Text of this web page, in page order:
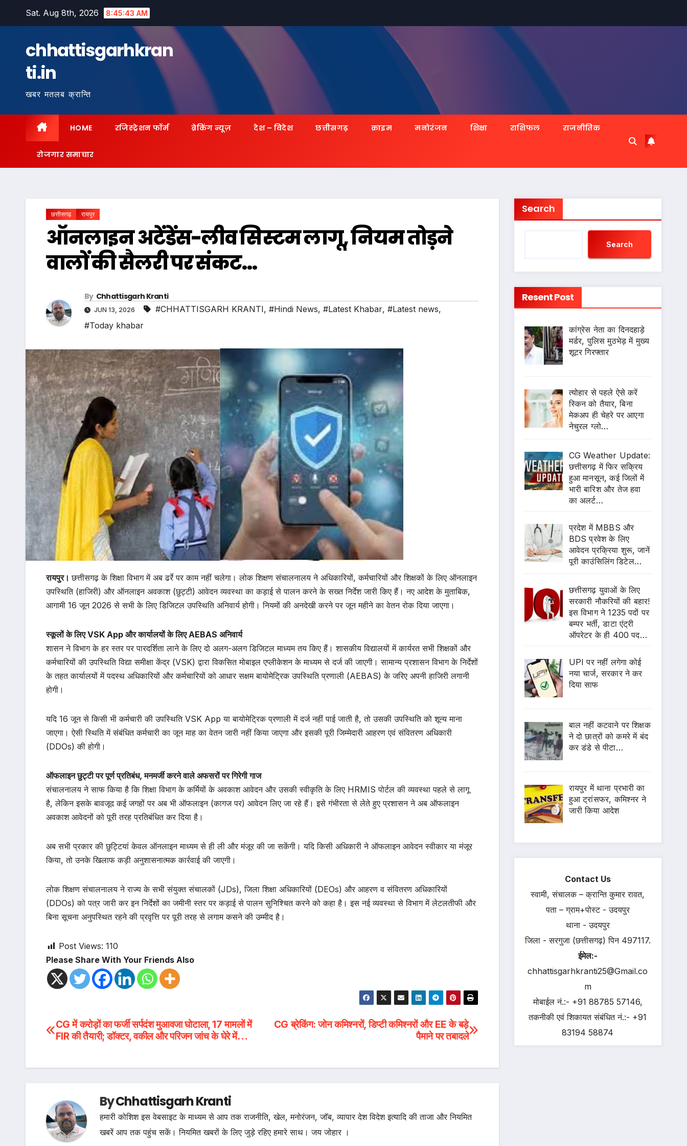
Sat. Aug 8th, 2026 8:45:44 AM
chhattisgarhkran
ti.in
खबर मतलब क्रान्ति
HOME रजिस्ट्रेशन फॉर्म ब्रेकिंग न्यूज़ देश – विदेश छत्तीसगढ़ क्राइम मनोरंजन शिक्षा राशिफल राजनीतिक
रोजगार समाचार
छत्तीसगढ़ रायपुर
ऑनलाइन अटेंडेंस-लीव सिस्टम लागू, नियम तोड़ने
वालों की सैलरी पर संकट…
By Chhattisgarh Kranti
JUN 13, 2026 #CHHATTISGARH KRANTI, #Hindi News, #Latest Khabar, #Latest news,
#Today khabar
रायपुर।छत्तीसगढ़ के शिक्षा विभाग में अब ढर्रे पर काम नहीं चलेगा। लोक शिक्षण संचालनालय ने अधिकारियों, कर्मचारियों और शिक्षकों के लिए ऑनलाइन
उपस्थिति (हाजिरी) और ऑनलाइन अवकाश (छुट्टी) आवेदन व्यवस्था का कड़ाई से पालन करने के सख्त निर्देश जारी किए हैं। नए आदेश के मुताबिक,
आगामी 16 जून 2026 से सभी के लिए डिजिटल उपस्थिति अनिवार्य होगी। नियमों की अनदेखी करने पर जून महीने का वेतन रोक दिया जाएगा।
स्कूलों के लिए VSK App और कार्यालयों के लिए AEBAS अनिवार्य
शासन ने विभाग के हर स्तर पर पारदर्शिता लाने के लिए दो अलग-अलग डिजिटल माध्यम तय किए हैं। शासकीय विद्यालयों में कार्यरत सभी शिक्षकों और
कर्मचारियों की उपस्थिति विद्या समीक्षा केंद्र (VSK) द्वारा विकसित मोबाइल एप्लीकेशन के माध्यम से दर्ज की जाएगी। सामान्य प्रशासन विभाग के निर्देशों
के तहत कार्यालयों में पदस्थ अधिकारियों और कर्मचारियों को आधार सक्षम बायोमेट्रिक उपस्थिति प्रणाली (AEBAS) के जरिए अपनी हाजिरी लगानी
होगी।
यदि 16 जून से किसी भी कर्मचारी की उपस्थिति VSK App या बायोमेट्रिक प्रणाली में दर्ज नहीं पाई जाती है, तो उसकी उपस्थिति को शून्य माना
जाएगा। ऐसी स्थिति में संबंधित कर्मचारी का जून माह का वेतन जारी नहीं किया जाएगा और इसकी पूरी जिम्मेदारी आहरण एवं संवितरण अधिकारी
(DDOs) की होगी।
ऑफलाइन छुट्टी पर पूर्ण प्रतिबंध, मनमर्जी करने वाले अफसरों पर गिरेगी गाज
संचालनालय ने साफ किया है कि शिक्षा विभाग के कर्मियों के अवकाश आवेदन और उसकी स्वीकृति के लिए HRMIS पोर्टल की व्यवस्था पहले से लागू
है, लेकिन इसके बावजूद कई जगहों पर अब भी ऑफलाइन (कागज पर) आवेदन लिए जा रहे हैं। इसे गंभीरता से लेते हुए प्रशासन ने अब ऑफलाइन
अवकाश आवेदनों को पूरी तरह प्रतिबंधित कर दिया है।
अब सभी प्रकार की छुट्टियां केवल ऑनलाइन माध्यम से ही ली और मंजूर की जा सकेंगी। यदि किसी अधिकारी ने ऑफलाइन आवेदन स्वीकार या मंजूर
किया, तो उनके खिलाफ कड़ी अनुशासनात्मक कार्रवाई की जाएगी।
लोक शिक्षण संचालनालय ने राज्य के सभी संयुक्त संचालकों (JDs), जिला शिक्षा अधिकारियों (DEOs) और आहरण व संवितरण अधिकारियों
(DDOs) को पत्र जारी कर इन निर्देशों का जमीनी स्तर पर कड़ाई से पालन सुनिश्चित करने को कहा है। इस नई व्यवस्था से विभाग में लेटलतीफी और
बिना सूचना अनुपस्थित रहने की प्रवृत्ति पर पूरी तरह से लगाम कसने की उम्मीद है।
Post Views: 110
Please Share With Your Friends Also
Post
CG ब्रेकिंग: जोन कमिश्नरों, डिप्टी कमिश्नरों और EE के बड़े
पैमाने पर तबादले
CG में करोड़ों का फर्जी सर्पदंश मुआवजा घोटाला, 17 मामलों में
FIR की तैयारी; डॉक्टर, वकील और परिजन जांच के घेरे में…
ByChhattisgarh Kranti
हमारी कोशिश इस वेबसाइट के माध्यम से आप तक राजनीति, खेल, मनोरंजन, जॉब, व्यापार देश विदेश इत्यादि की ताजा और नियमित
खबरें आप तक पहुंच सकें। नियमित खबरों के लिए जुड़े रहिए हमारे साथ। जय जोहार ।
Search
Search
Resent Post
कांग्रेस नेता का दिनदहाड़े
मर्डर, पुलिस मुठभेड़ में मुख्य
शूटर गिरफ्तार
त्योहार से पहले ऐसे करें
स्किन को तैयार, बिना
मेकअप ही चेहरे पर आएगा
नेचुरल ग्लो…
CG Weather Update:
छत्तीसगढ़ में फिर सक्रिय
हुआ मानसून, कई जिलों में
भारी बारिश और तेज हवा
का अलर्ट…
प्रदेश में MBBS और
BDS प्रवेश के लिए
आवेदन प्रक्रिया शुरू, जानें
पूरी काउंसिलिंग डिटेल…
छत्तीसगढ़ युवाओं के लिए
सरकारी नौकरियों की बहार!
इस विभाग ने 1235 पदों पर
बम्पर भर्ती, डाटा एंट्री
ऑपरेटर के ही 400 पद…
UPI पर नहीं लगेगा कोई
नया चार्ज, सरकार ने कर
दिया साफ
बाल नहीं कटवाने पर शिक्षक
ने दो छात्रों को कमरे में बंद
कर डंडे से पीटा…
रायपुर में थाना प्रभारी का
हुआ ट्रांसफर, कमिश्नर ने
जारी किया आदेश
Contact Us
स्वामी, संचालक – क्रान्ति कुमार रावत,
पता – ग्राम+पोस्ट - उदयपुर
थाना - उदयपुर
जिला - सरगुजा (छत्तीसगढ़) पिन 497117.
ईमेल:-
chhattisgarhkranti25@Gmail.co
m
मोबाईल नं.:- +91 88785 57146,
तकनीकी एवं शिकायत संबंधित नं.:- +91
83194 58874